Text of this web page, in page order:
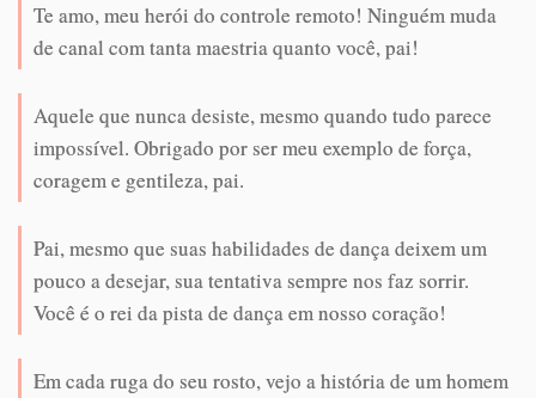
Te amo, meu herói do controle remoto! Ninguém muda
de canal com tanta maestria quanto você, pai!
Aquele que nunca desiste, mesmo quando tudo parece
impossível. Obrigado por ser meu exemplo de força,
coragem e gentileza, pai.
Pai, mesmo que suas habilidades de dança deixem um
pouco a desejar, sua tentativa sempre nos faz sorrir.
Você é o rei da pista de dança em nosso coração!
Em cada ruga do seu rosto, vejo a história de um homem